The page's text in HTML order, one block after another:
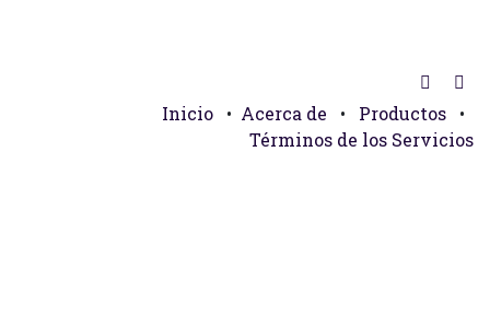
Inicio • Acerca de • Productos
•
Términos de los Servicios